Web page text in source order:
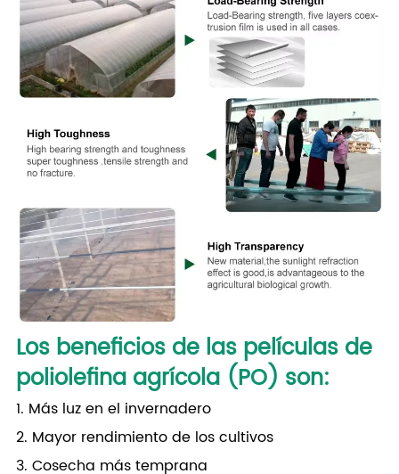
Los beneficios de las películas de
poliolefina agrícola (PO) son:
1. Más luz en el invernadero
2. Mayor rendimiento de los cultivos
3. Cosecha más temprana